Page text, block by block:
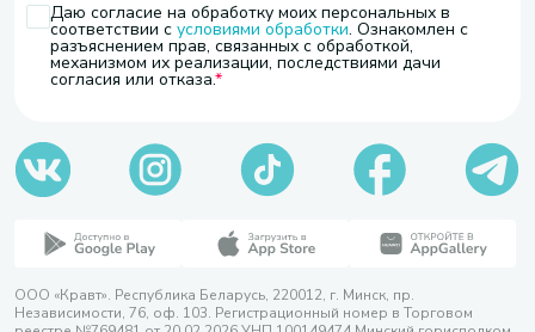
Даю согласие на обработку моих персональных в
соответствии с условиями обработки. Ознакомлен с
разъяснением прав, связанных с обработкой,
механизмом их реализации, последствиями дачи
согласия или отказа.
ООО «Кравт». Республика Беларусь, 220012, г. Минск, пр.
Независимости, 76, оф. 103. Регистрационный номер в Торговом